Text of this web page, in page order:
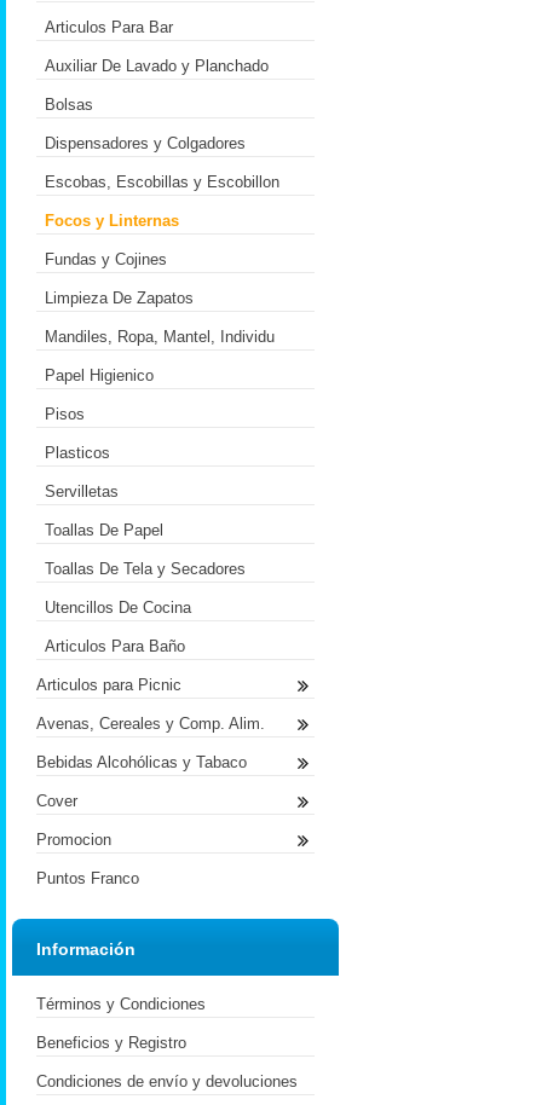
Articulos Para Bar
Auxiliar De Lavado y Planchado
Bolsas
Dispensadores y Colgadores
Escobas, Escobillas y Escobillon
Focos y Linternas
Fundas y Cojines
Limpieza De Zapatos
Mandiles, Ropa, Mantel, Individu
Papel Higienico
Pisos
Plasticos
Servilletas
Toallas De Papel
Toallas De Tela y Secadores
Utencillos De Cocina
Articulos Para Baño
Articulos para Picnic
Avenas, Cereales y Comp. Alim.
Bebidas Alcohólicas y Tabaco
Cover
Promocion
Puntos Franco
Información
Términos y Condiciones
Beneficios y Registro
Condiciones de envío y devoluciones